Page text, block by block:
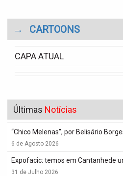
→ CARTOONS
CAPA ATUAL
Últimas Notícias
“Chico Melenas”, por Belisário
6 de Agosto 2026
Expofacic: temos em Cantanhede
31 de Julho 2026